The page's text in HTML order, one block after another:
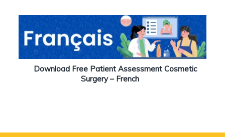
Download Free Patient Assessment Cosmetic
Surgery – French